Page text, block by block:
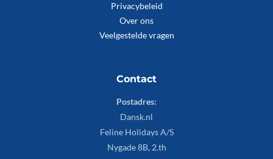
Privacybeleid
Over ons
Veelgestelde vragen
Contact
Postadres:
Dansk.nl
Feline Holidays A/S
Nygade 8B, 2.th